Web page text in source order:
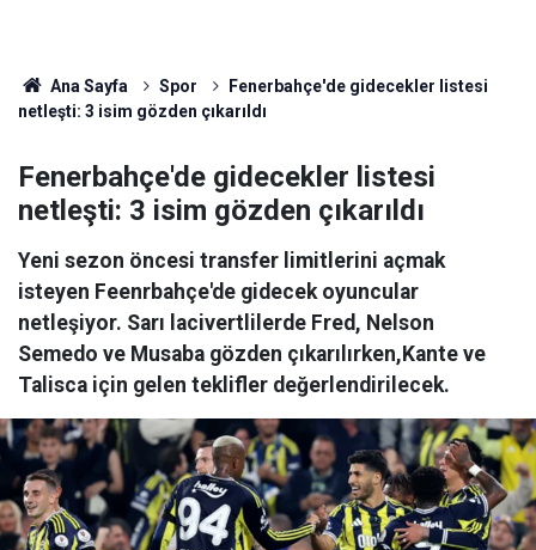
Ana Sayfa Spor
Fenerbahçe'de gidecekler listesi
netleşti: 3 isim gözden çıkarıldı
Fenerbahçe'de gidecekler listesi
netleşti: 3 isim gözden çıkarıldı
Yeni sezon öncesi transfer limitlerini açmak
isteyen Feenrbahçe'de gidecek oyuncular
netleşiyor. Sarı lacivertlilerde Fred, Nelson
Semedo ve Musaba gözden çıkarılırken,Kante ve
Talisca için gelen teklifler değerlendirilecek.